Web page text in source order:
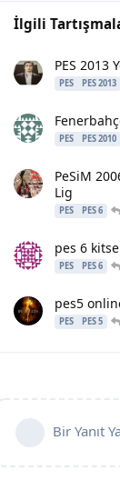
İlgili
PES 2013
PES PES 2013
PES PES 2010
PeSiM
Lig
PES PES 6
pes 6
PES PES 6
pes5
PES PES 5
Bir Yanıt